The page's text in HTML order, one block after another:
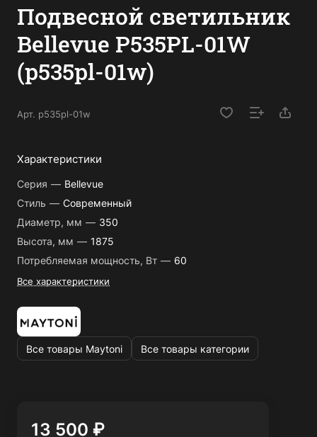
Подвесной светильник
Bellevue P535PL-01W
(p535pl-01w)
Арт. p535pl-01w
Характеристики
Серия — Bellevue
Стиль — Современный
Диаметр, мм — 350
Высота, мм — 1875
Потребляемая мощность, Вт — 60
Все характеристики
Все товары Maytoni Все товары категории
13 500 ₽